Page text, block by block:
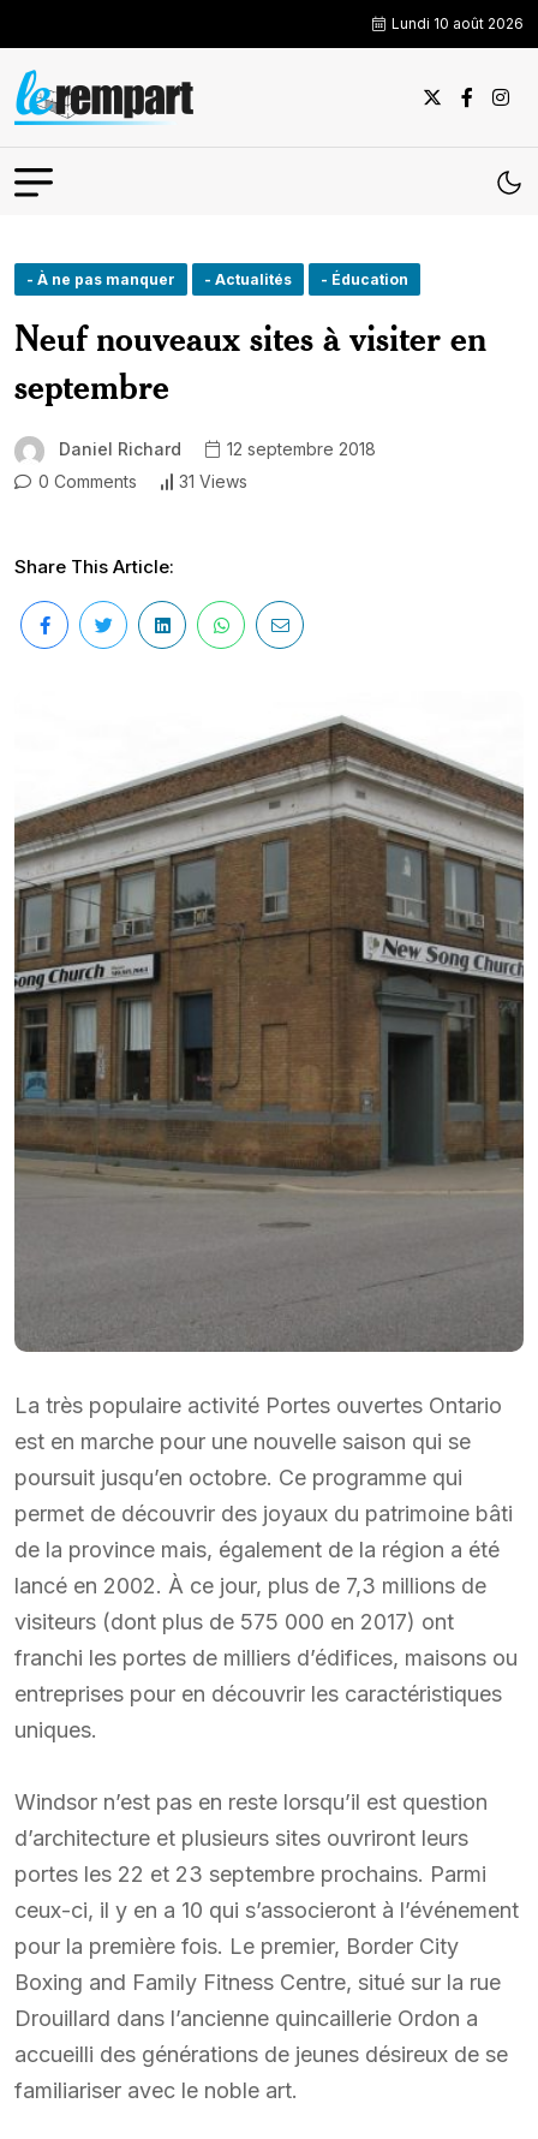
Lundi 10 août 2026
- À ne pas manquer - Actualités - Éducation
Neuf nouveaux sites à visiter en
septembre
Daniel Richard
12 septembre 2018
0 Comments
31 Views
Share This Article:
La très populaire activité Portes ouvertes Ontario
est en marche pour une nouvelle saison qui se
poursuit jusqu’en octobre. Ce programme qui
permet de découvrir des joyaux du patrimoine bâti
de la province mais, également de la région a été
lancé en 2002. À ce jour, plus de 7,3 millions de
visiteurs (dont plus de 575 000 en 2017) ont
franchi les portes de milliers d’édifices, maisons ou
entreprises pour en découvrir les caractéristiques
uniques.
Windsor n’est pas en reste lorsqu’il est question
d’architecture et plusieurs sites ouvriront leurs
portes les 22 et 23 septembre prochains. Parmi
ceux-ci, il y en a 10 qui s’associeront à l’événement
pour la première fois. Le premier, Border City
Boxing and Family Fitness Centre, situé sur la rue
Drouillard dans l’ancienne quincaillerie Ordon a
accueilli des générations de jeunes désireux de se
familiariser avec le noble art.